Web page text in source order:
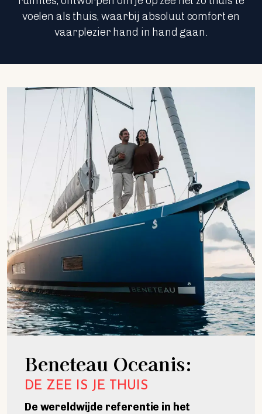
voelen als thuis, waarbij absoluut comfort en
vaarplezier hand in hand gaan.
Beneteau Oceanis:
DE ZEE IS JE THUIS
De wereldwijde referentie in het